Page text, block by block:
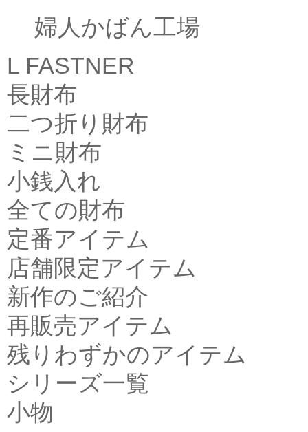
婦人かばん工場
L FASTNER
長財布
二つ折り財布
ミニ財布
小銭入れ
全ての財布
定番アイテム
店舗限定アイテム
新作のご紹介
再販売アイテム
残りわずかのアイテム
シリーズ一覧
小物